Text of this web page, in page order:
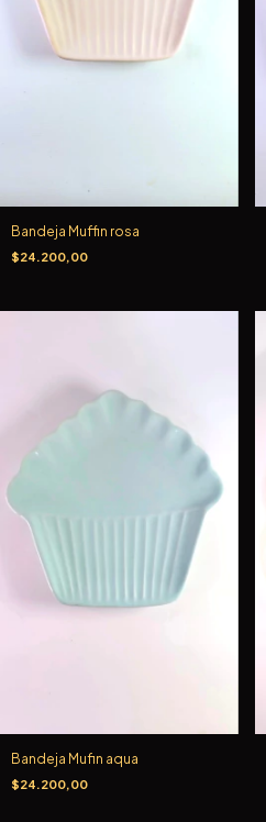
Bandeja Muffin rosa
$24.200,00
Bandeja Mufin aqua
$24.200,00